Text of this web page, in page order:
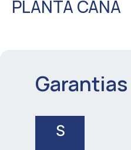
PLANTA CANA
Garantias
S